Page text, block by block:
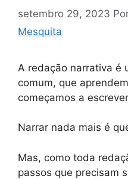
setembro 29, 2023
Mesquita
A redação narrativa é
comum, que
começamos a
Narrar nada mais é
Mas, como toda
passos que precisam